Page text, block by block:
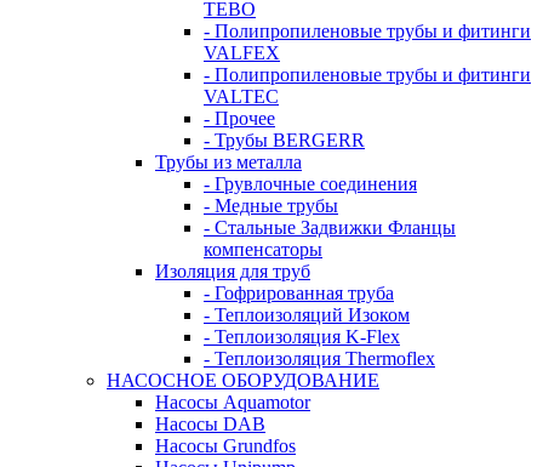
TEBO
- Полипропиленовые трубы и фитинги
VALFEX
- Полипропиленовые трубы и фитинги
VALTEC
- Прочее
- Трубы BERGERR
Трубы из металла
- Грувлочные соединения
- Медные трубы
- Стальные Задвижки Фланцы
компенсаторы
Изоляция для труб
- Гофрированная труба
- Теплоизоляций Изоком
- Теплоизоляция K-Flex
- Теплоизоляция Thermoflex
НАСОСНОЕ ОБОРУДОВАНИЕ
Насосы Aquamotor
Насосы DAB
Насосы Grundfos